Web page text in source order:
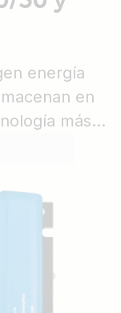
energía
en
más
maximiza
la carga
El
la batería,